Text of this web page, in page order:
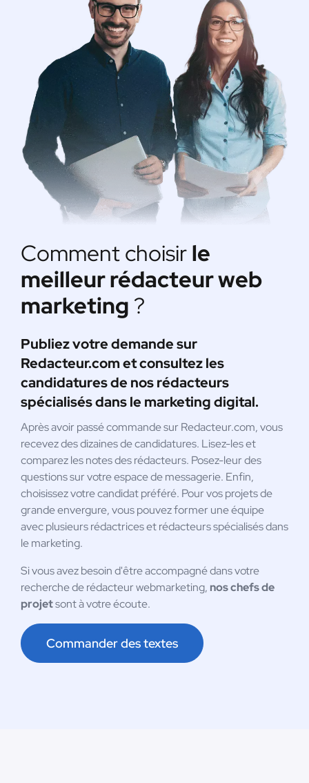
Comment choisirle
meilleur rédacteur web
marketing ?
Publiez votre demande sur
Redacteur.com et consultez les
candidatures de nos rédacteurs
spécialisés dans le marketing digital.
Après avoir passé commande sur Redacteur.com, vous
recevez des dizaines de candidatures. Lisez-les et
comparez les notes des rédacteurs. Posez-leur des
questions sur votre espace de messagerie. Enfin,
choisissez votre candidat préféré. Pour vos projets de
grande envergure, vous pouvez former une équipe
avec plusieurs rédactrices et rédacteurs spécialisés dans
le marketing.
Si vous avez besoin d'être accompagné dans votre
recherche de rédacteur webmarketing, nos chefs de
projetsont à votre écoute.
Commander des textes